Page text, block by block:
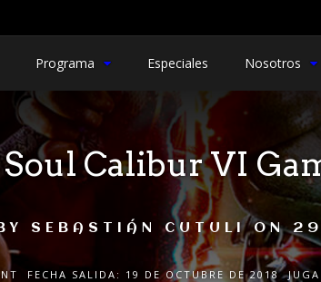
Programa Especiales Nosotros
Soul Calibur VI
SEBASTIÁN CUTULION
FECHA SALIDA: 19 DE OCTUBRE DE 2018